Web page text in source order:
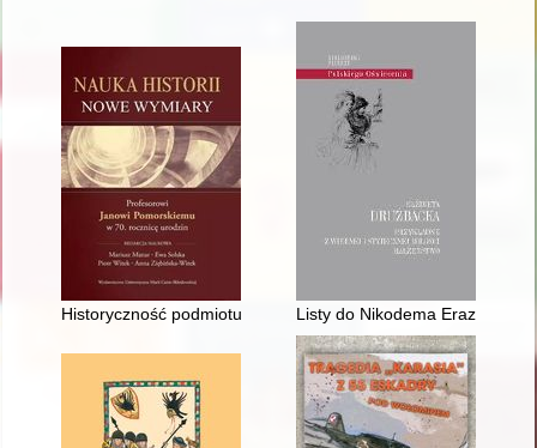
Historyczność podmiotu Listy do Nikodema Erazma